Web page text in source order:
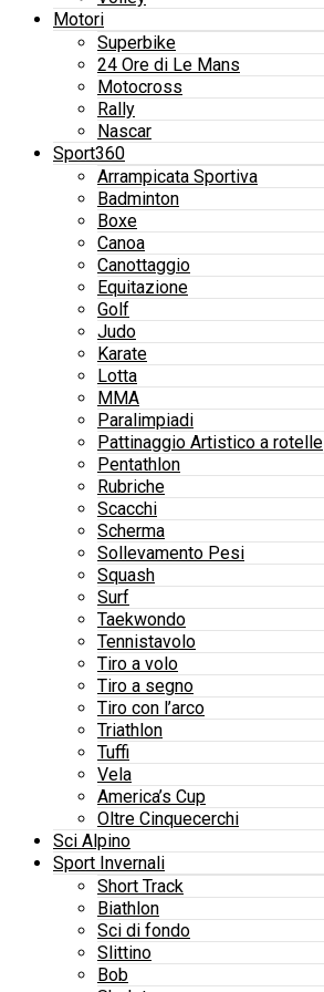
Motori
Superbike
24 Ore di Le Mans
Motocross
Rally
Nascar
Sport360
Arrampicata Sportiva
Badminton
Boxe
Canoa
Canottaggio
Equitazione
Golf
Judo
Karate
Lotta
MMA
Paralimpiadi
Pattinaggio Artistico a rotelle
Pentathlon
Rubriche
Scacchi
Scherma
Sollevamento Pesi
Squash
Surf
Taekwondo
Tennistavolo
Tiro a volo
Tiro a segno
Tiro con l’arco
Triathlon
Tuffi
Vela
America’s Cup
Oltre Cinquecerchi
Sci Alpino
Sport Invernali
Short Track
Biathlon
Sci di fondo
Slittino
Bob